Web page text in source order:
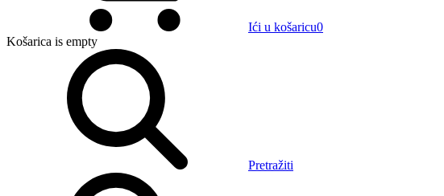
Ići u košaricu0
Košarica is empty
Pretražiti